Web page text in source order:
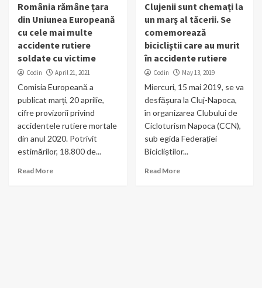
România rămâne țara
din Uniunea Europeană
cu cele mai multe
accidente rutiere
soldate cu victime
Codin April 21, 2021
Comisia Europeană a
publicat marți, 20 aprilie,
cifre provizorii privind
accidentele rutiere mortale
din anul 2020. Potrivit
estimărilor, 18.800 de...
Read More
Clujenii sunt chemați la
un marş al tăcerii. Se
comemorează
bicicliştii care au murit
în accidente rutiere
Codin May 13, 2019
Miercuri, 15 mai 2019, se va
desfășura la Cluj-Napoca,
în organizarea Clubului de
Cicloturism Napoca (CCN),
sub egida Federației
Bicicliștilor...
Read More